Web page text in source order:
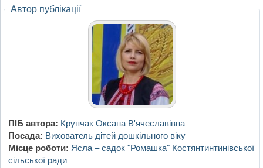
Автор публікації
ПІБ автора: Крупчак Оксана В'ячеславівна
Посада: Вихователь дітей дошкільного віку
Місце роботи: Ясла – садок "Ромашка" Костянтинтинівської
сільської ради